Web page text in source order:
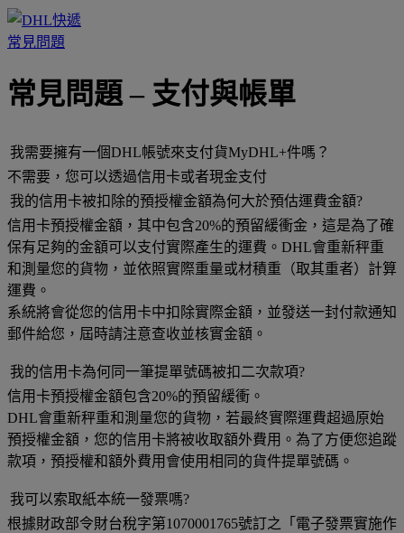
常見問題
常見問題 – 支付與帳單
我需要擁有一個DHL帳號來支付貨MyDHL+件嗎？
不需要，您可以透過信用卡或者現金支付
我的信用卡被扣除的預授權金額為何大於預估運費金額?
信用卡預授權金額，其中包含20%的預留緩衝金，這是為了確
保有足夠的金額可以支付實際產生的運費。DHL會重新秤重
和測量您的貨物，並依照實際重量或材積重（取其重者）計算
運費。
系統將會從您的信用卡中扣除實際金額，並發送一封付款通知
郵件給您，屆時請注意查收並核實金額。
我的信用卡為何同一筆提單號碼被扣二次款項?
信用卡預授權金額包含20%的預留緩衝。
DHL會重新秤重和測量您的貨物，若最終實際運費超過原始
預授權金額，您的信用卡將被收取額外費用。為了方便您追蹤
款項，預授權和額外費用會使用相同的貨件提單號碼。
我可以索取紙本統一發票嗎?
根據財政部令財台稅字第1070001765號訂之「電子發票實施作